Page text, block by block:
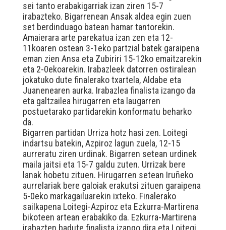
sei tanto erabakigarriak izan ziren 15-7
irabazteko. Bigarrenean Ansak aldea egin zuen
set berdinduago batean hamar tantorekin.
Amaierara arte parekatua izan zen eta 12-
11koaren ostean 3-1eko partzial batek garaipena
eman zien Ansa eta Zubiriri 15-12ko emaitzarekin
eta 2-0ekoarekin. Irabazleek datorren ostiralean
jokatuko dute finalerako txartela, Aldabe eta
Juanenearen aurka. Irabazlea finalista izango da
eta galtzailea hirugarren eta laugarren
postuetarako partidarekin konformatu beharko
da.
Bigarren partidan Urriza hotz hasi zen. Loitegi
indartsu batekin, Azpiroz lagun zuela, 12-15
aurreratu ziren urdinak. Bigarren setean urdinek
maila jaitsi eta 15-7 galdu zuten. Urrizak bere
lanak hobetu zituen. Hirugarren setean Iruñeko
aurrelariak bere galoiak erakutsi zituen garaipena
5-0eko markagailuarekin ixteko. Finalerako
sailkapena Loitegi-Azpiroz eta Ezkurra-Martirena
bikoteen artean erabakiko da. Ezkurra-Martirena
irabazten badute finalista izango dira eta Loitegi